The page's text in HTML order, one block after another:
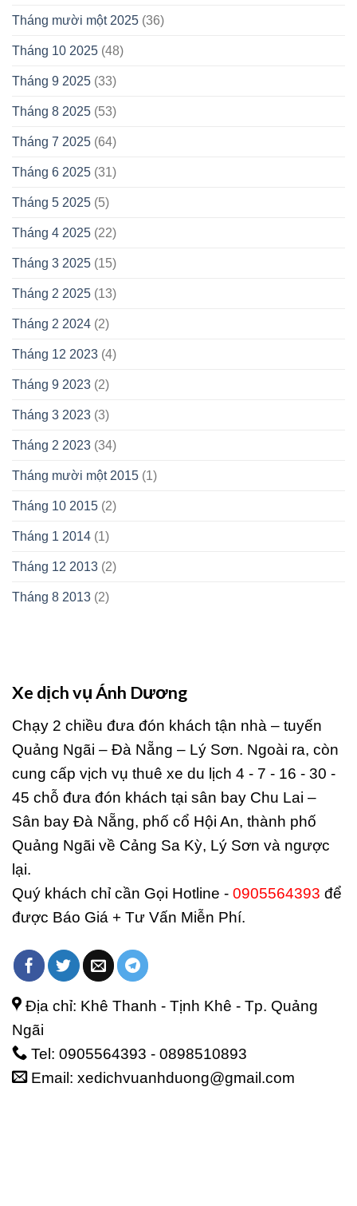
Tháng mười một 2025 (36)
Tháng 10 2025 (48)
Tháng 9 2025 (33)
Tháng 8 2025 (53)
Tháng 7 2025 (64)
Tháng 6 2025 (31)
Tháng 5 2025 (5)
Tháng 4 2025 (22)
Tháng 3 2025 (15)
Tháng 2 2025 (13)
Tháng 2 2024 (2)
Tháng 12 2023 (4)
Tháng 9 2023 (2)
Tháng 3 2023 (3)
Tháng 2 2023 (34)
Tháng mười một 2015 (1)
Tháng 10 2015 (2)
Tháng 1 2014 (1)
Tháng 12 2013 (2)
Tháng 8 2013 (2)
Xe dịch vụ Ánh Dương
Chạy 2 chiều đưa đón khách tận nhà – tuyến
Quảng Ngãi – Đà Nẵng – Lý Sơn. Ngoài ra, còn
cung cấp vịch vụ thuê xe du lịch 4 - 7 - 16 - 30 -
45 chỗ đưa đón khách tại sân bay Chu Lai –
Sân bay Đà Nẵng, phố cổ Hội An, thành phố
Quảng Ngãi về Cảng Sa Kỳ, Lý Sơn và ngược
lại.
Quý khách chỉ cần Gọi Hotline - 0905564393 để
được Báo Giá + Tư Vấn Miễn Phí.
Địa chỉ: Khê Thanh - Tịnh Khê - Tp. Quảng
Ngãi
Tel: 0905564393 - 0898510893
Email: xedichvuanhduong@gmail.com